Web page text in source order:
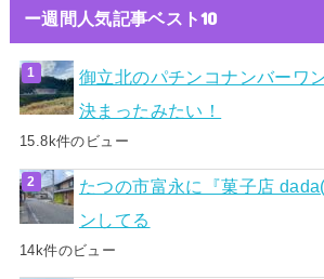
ー週間人気記事ベスト10
御立北のパチンコナンバーワ
決まったみたい！
15.8k件のビュー
たつの市富永に『菓子店
ンしてる
14k件のビュー